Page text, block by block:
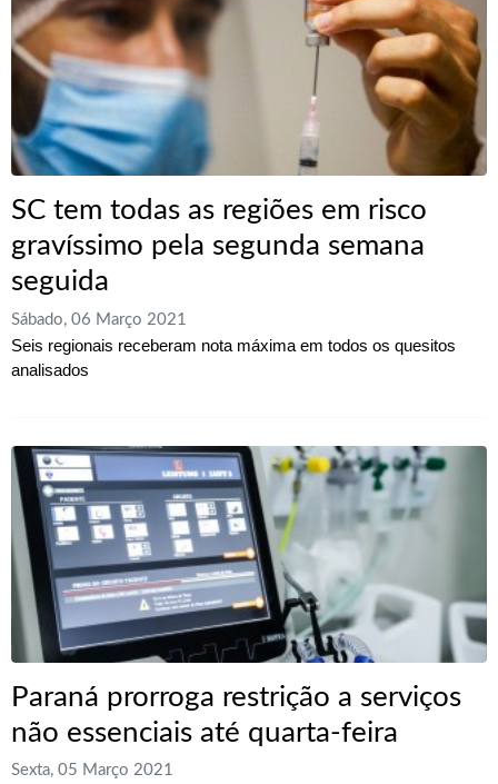
SC tem todas as regiões em risco
gravíssimo pela segunda semana
seguida
Sábado, 06 Março 2021
Seis regionais receberam nota máxima em todos os quesitos
analisados
Paraná prorroga restrição a serviços
não essenciais até quarta-feira
Sexta, 05 Março 2021